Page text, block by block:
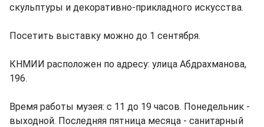
скульптуры и декоративно-прикладного искусства.
Посетить выставку можно до 1 сентября.
КНМИИ расположен по адресу: улица Абдрахманова,
196.
Время работы музея: с 11 до 19 часов. Понедельник -
выходной. Последняя пятница месяца - санитарный